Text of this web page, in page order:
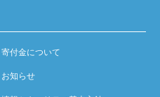
寄付金について
お知らせ